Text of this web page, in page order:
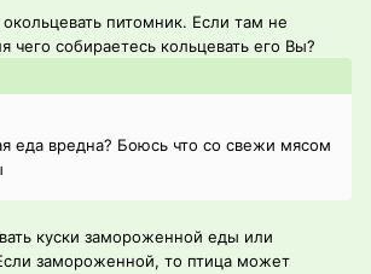
питомник. Если там не
чего собираетесь кольцевать его Вы?
еда вредна? Боюсь что со свежи мясом
куски замороженной еды или
замороженной, то птица может